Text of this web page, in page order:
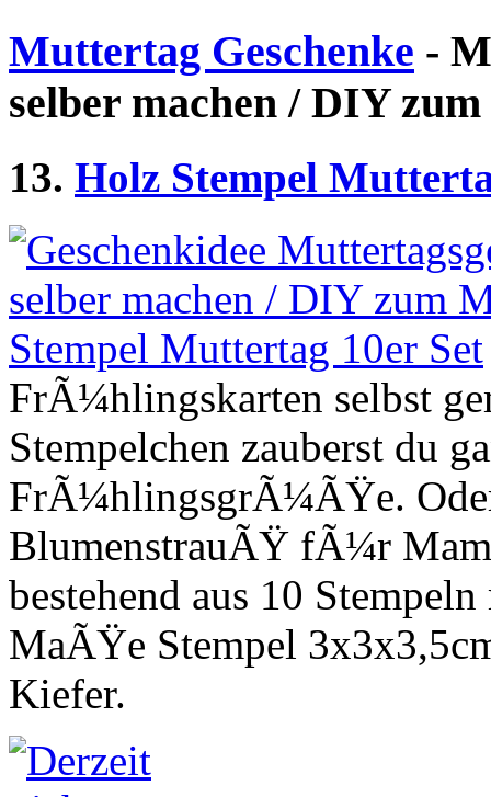
Muttertag Geschenke -
selber machen / DIY
13. Holz Stempel
FrÃ¼hlingskarten selbst
Stempelchen zauberst du
FrÃ¼hlingsgrÃ¼ÃŸe.
BlumenstrauÃŸ fÃ¼r
bestehend aus 10
MaÃŸe Stempel
Kiefer.